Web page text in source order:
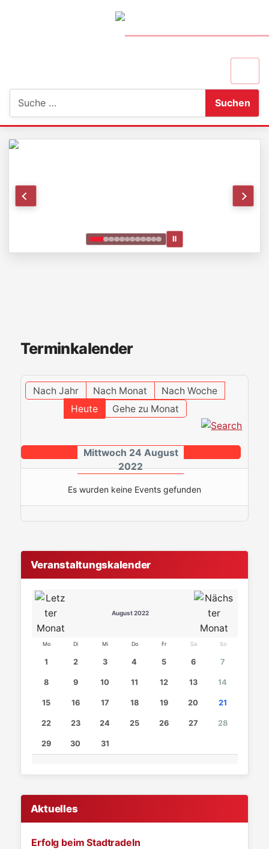
Suchen
Ⅱ
Terminkalender
Nach Jahr Nach Monat
Nach Woche
Heute
Gehe zu Monat
Mittwoch 24 August
2022
Es wurden keine Events gefunden
Veranstaltungskalender
August 2022
Mo Di Mi Do Fr Sa So
1 2 3 4 5 6 7
8 9 10 11 12 13 14
15 16 17 18 19 20 21
22 23 24 25 26 27 28
29 30 31
Aktuelles
Erfolg beim Stadtradeln